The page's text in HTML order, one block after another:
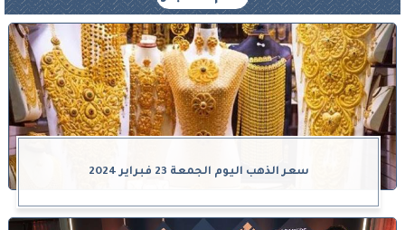
سعر الذهب اليوم الجمعة 23 فبراير 2024